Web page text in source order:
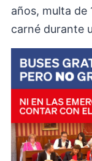
años, multa de
carné durante